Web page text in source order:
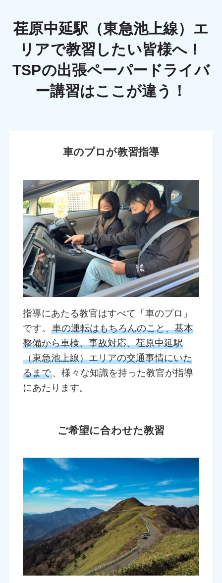
荏原中延駅（東急池上線）エ
リアで教習したい皆様へ！
TSPの出張ペーパードライバ
ー講習はここが違う！
車のプロが教習指導
指導にあたる教官はすべて「車のプロ」
です。車の運転はもちろんのこと、基本
整備から車検、事故対応、荏原中延駅
（東急池上線）エリアの交通事情にいた
るまで、様々な知識を持った教官が指導
にあたります。
ご希望に合わせた教習